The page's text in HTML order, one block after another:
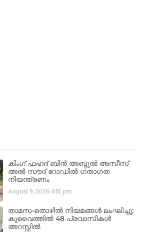
കിംഗ് ഫഹദ് ബിൻ അബ്ദുൽ അസീസ്
അൽ സൗദ് റോഡിൽ ഗതാഗത
നിയന്ത്രണം
August 9, 20264:51 pm
താമസ-തൊഴിൽ നിയമങ്ങൾ ലംഘിച്ചു;
കുവൈത്തിൽ 48 പ്രവാസികൾ
അറസ്റ്റിൽ